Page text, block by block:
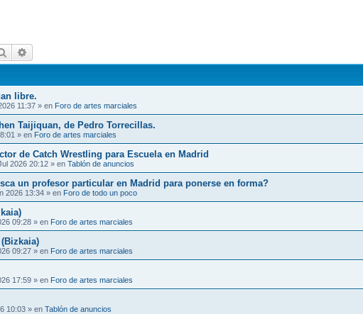
Buscar
libre.
11:37 » en Foro de artes marciales
Taijiquan, de Pedro Torrecillas.
» en Foro de artes marciales
de Catch Wrestling para Escuela en Madrid
2026 20:12 » en Tablón de anuncios
un profesor particular en Madrid para ponerse en forma?
2026 13:34 » en Foro de todo un poco
09:28 » en Foro de artes marciales
09:27 » en Foro de artes marciales
17:59 » en Foro de artes marciales
10:03 » en Tablón de anuncios